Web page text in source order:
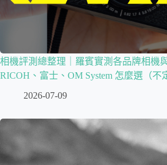
相機評測總整理｜羅賓實測各品牌相機
RICOH、富士、OM System 怎麼選（不
2026-07-09